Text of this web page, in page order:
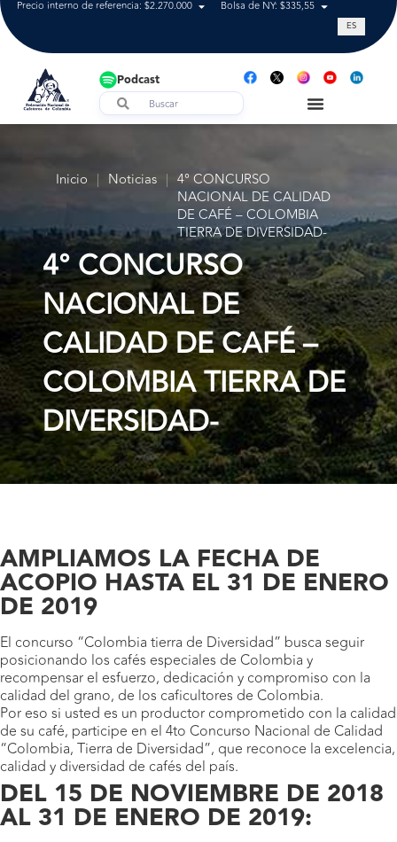
Precio interno de referencia: $2.270.000 Bolsa de NY: $335,55 Tasa de
ES
Podcast
Inicio | Noticias | 4° CONCURSO
NACIONAL DE CALIDAD
DE CAFÉ – COLOMBIA
TIERRA DE DIVERSIDAD-
4° CONCURSO
NACIONAL DE
CALIDAD DE CAFÉ –
COLOMBIA TIERRA DE
DIVERSIDAD-
AMPLIAMOS LA FECHA DE
ACOPIO HASTA EL 31 DE ENERO
DE 2019
El concurso “Colombia tierra de Diversidad” busca seguir
posicionando los cafés especiales de Colombia y
recompensar el esfuerzo, dedicación y compromiso con la
calidad del grano, de los caficultores de Colombia.
Por eso si usted es un productor comprometido con la calidad
de su café, participe en el 4to Concurso Nacional de Calidad
“Colombia, Tierra de Diversidad”, que reconoce la excelencia,
calidad y diversidad de cafés del país.
DEL 15 DE NOVIEMBRE DE 2018
AL 31 DE ENERO DE 2019: